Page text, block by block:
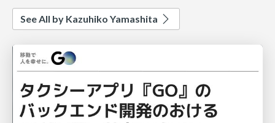
See All by Kazuhiko Yamashita